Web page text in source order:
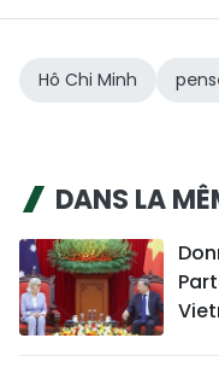
Hô Chi Minh
DANS LA